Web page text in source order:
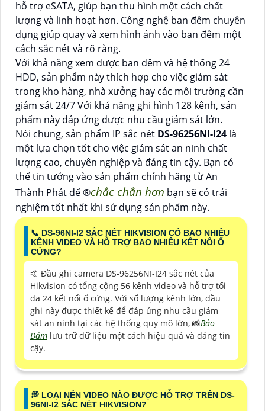
hỗ trợ eSATA, giúp bạn thu hình một cách chất
lượng và linh hoạt hơn. Công nghệ ban đêm chuyên
dụng giúp quay và xem hình ảnh vào ban đêm một
cách sắc nét và rõ ràng.
Với khả năng xem được ban đêm và hệ thống 24
HDD, sản phẩm này thích hợp cho việc giám sát
trong kho hàng, nhà xưởng hay các môi trường cần
giám sát 24/7 Với khả năng ghi hình 128 kênh, sản
phẩm này đáp ứng được nhu cầu giám sát lớn.
Nói chung, sản phẩm IP sắc nét DS-96256NI-I24 là
một lựa chọn tốt cho việc giám sát an ninh chất
lượng cao, chuyên nghiệp và đáng tin cậy. Bạn có
thể tin tưởng vào sản phẩm chính hãng từ An
Thành Phát để ®️chắc chắn hơn bạn sẽ có trải
nghiệm tốt nhất khi sử dụng sản phẩm này.
📞 DS-96NI-I2 SẮC NÉT HIKVISION CÓ BAO NHIÊU
KÊNH VIDEO VÀ HỖ TRỢ BAO NHIÊU KẾT NỐI Ổ
CỨNG?
🤙 Đầu ghi camera DS-96256NI-I24 sắc nét của
Hikvision có tổng cộng 56 kênh video và hỗ trợ tối
đa 24 kết nối ổ cứng. Với số lượng kênh lớn, đầu
ghi này được thiết kế để đáp ứng nhu cầu giám
sát an ninh tại các hệ thống quy mô lớn, 📸Bảo
Đảm lưu trữ dữ liệu một cách hiệu quả và đáng tin
cậy.
️💭 LOẠI NÉN VIDEO NÀO ĐƯỢC HỖ TRỢ TRÊN DS-
96NI-I2 SẮC NÉT HIKVISION?